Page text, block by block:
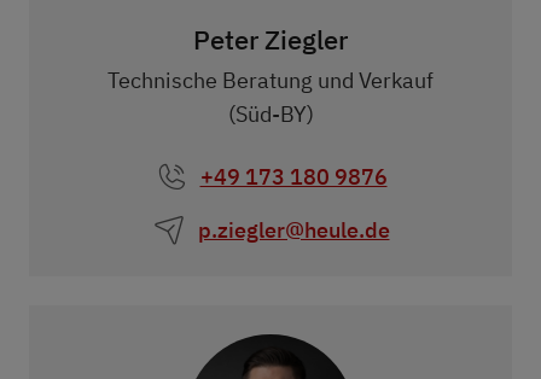
Peter Ziegler
Technische Beratung und Verkauf
(Süd-BY)
+49 173 180 9876
p.ziegler@heule.de